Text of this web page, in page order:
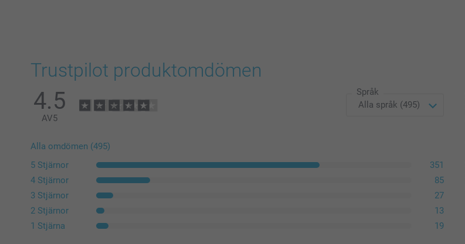
Trustpilot produktomdömen
4.5
AV5
Språk
Alla omdömen (495)
5 Stjärnor
351
4 Stjärnor
85
3 Stjärnor
27
2 Stjärnor
13
1 Stjärna
19